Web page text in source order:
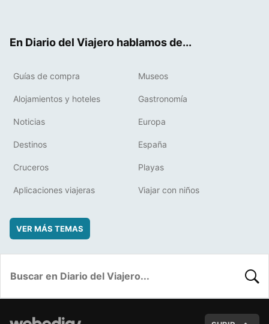
En Diario del Viajero hablamos de...
Guías de compra Museos
Alojamientos y hoteles Gastronomía
Noticias Europa
Destinos España
Cruceros Playas
Aplicaciones viajeras Viajar con niños
VER MÁS TEMAS